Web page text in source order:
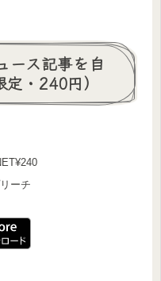
ース記事を自
・240円）
¥240
ーチ